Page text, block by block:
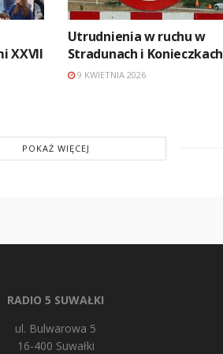
XXVII
Utrudnienia w ruchu w
Stradunach i Konieczkach
9 KWIETNIA 2026
POKAŻ WIĘCEJ
RADIO 5 SUWAŁKI
ul. Bulwarowa 5
16-400 Suwałki